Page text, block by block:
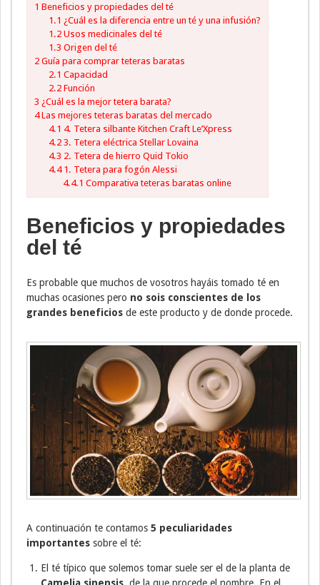
1 Beneficios y propiedades del té
1.1 ¿Cuál es la diferencia entre un té y una infusión?
1.2Usos medicinales del té
1.3 Origen del té
2 Guía para comprar teteras baratas
2.1 Capacidad
2.2Función
3 ¿Cuál es la mejor tetera barata?
4Las mejores teteras baratas del mercado
4.1 4. Tetera silbante Kitchen Craft Le’Xpress
4.23. Tetera eléctrica Stellar Lovaina
4.3 2. Tetera de hierro Quid Tokio
4.41. Tetera para fogón Alessi
4.4.1 Comparativa teteras baratas online
Beneficios y propiedades
del té
Es probable que muchos de vosotros hayáis tomado té en
muchas ocasiones pero no sois conscientes de los
grandes beneficios de este producto y de donde procede.
A continuación te contamos 5 peculiaridades
importantes sobre el té:
El té típico que solemos tomar suele ser el de la planta de